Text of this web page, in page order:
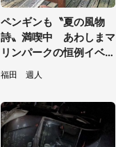
ペンギンも〝夏の風物
詩〟満喫中 あわしまマ
リンパークの恒例イベン
トに2.2万興奮「ずっと
見てたい」
福田 週人